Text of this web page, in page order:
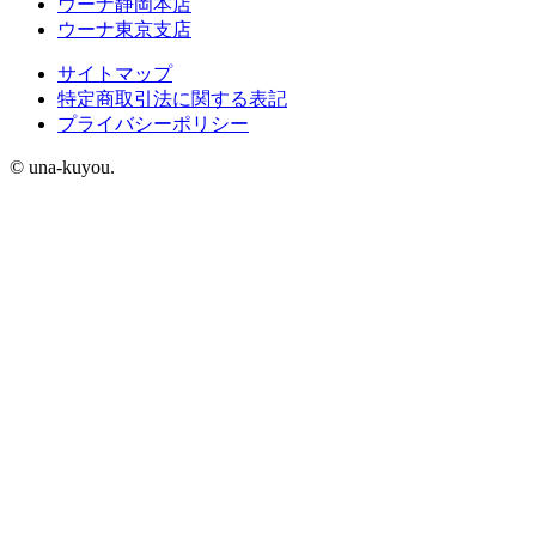
ウーナ東京支店
サイトマップ
特定商取引法に関する表記
プライバシーポリシー
© una-kuyou.